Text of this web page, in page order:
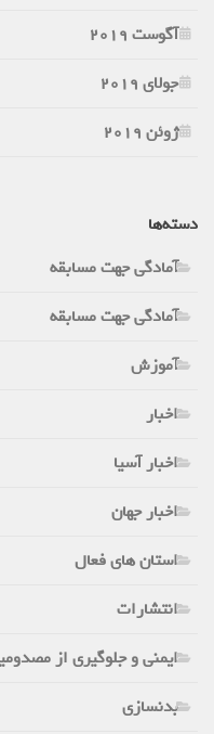
آگوست 2019
جولای 2019
ژوئن 2019
دسته‌ها
آمادگی جهت مسابقه
آمادگی جهت مسابقه
آموزش
اخبار
اخبار آسیا
اخبار جهان
استان های فعال
انتشارات
ایمنی و جلوگیری از مصدومیت
بدنسازی